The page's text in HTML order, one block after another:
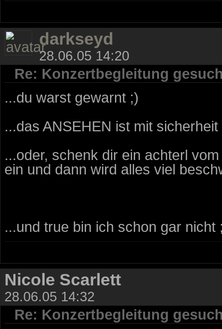
darkseyd
28.06.05 14:20
Re: Konzertbegleitung
...du warst gewarnt ;)
...das ANSEHEN ist mit
...oder, schenk dir ein achterl
ein und dann wird alles viel
...und true bin ich schon gar nicht
Nicole Scarlett
28.06.05 14:32
Re: Konzertbegleitung